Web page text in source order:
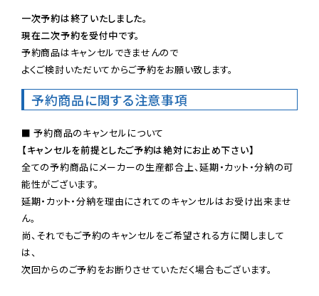
一次予約は終了いたしました。
現在二次予約を受付中です。
予約商品はキャンセルできませんので
よくご検討いただいてからご予約をお願い致します。
予約商品に関する注意事項
【キャンセルを前提としたご予約は絶対にお止め下さい】
全ての予約商品にメーカーの生産都合上、延期・カット・分納の可
能性がございます。
延期・カット・分納を理由にされてのキャンセルはお受け出来ませ
ん。
尚、それでもご予約のキャンセルをご希望される方に関しまして
は、
次回からのご予約をお断りさせていただく場合もございます。